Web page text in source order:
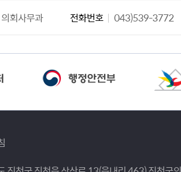
의회사무과 전화번호 043)539-3772